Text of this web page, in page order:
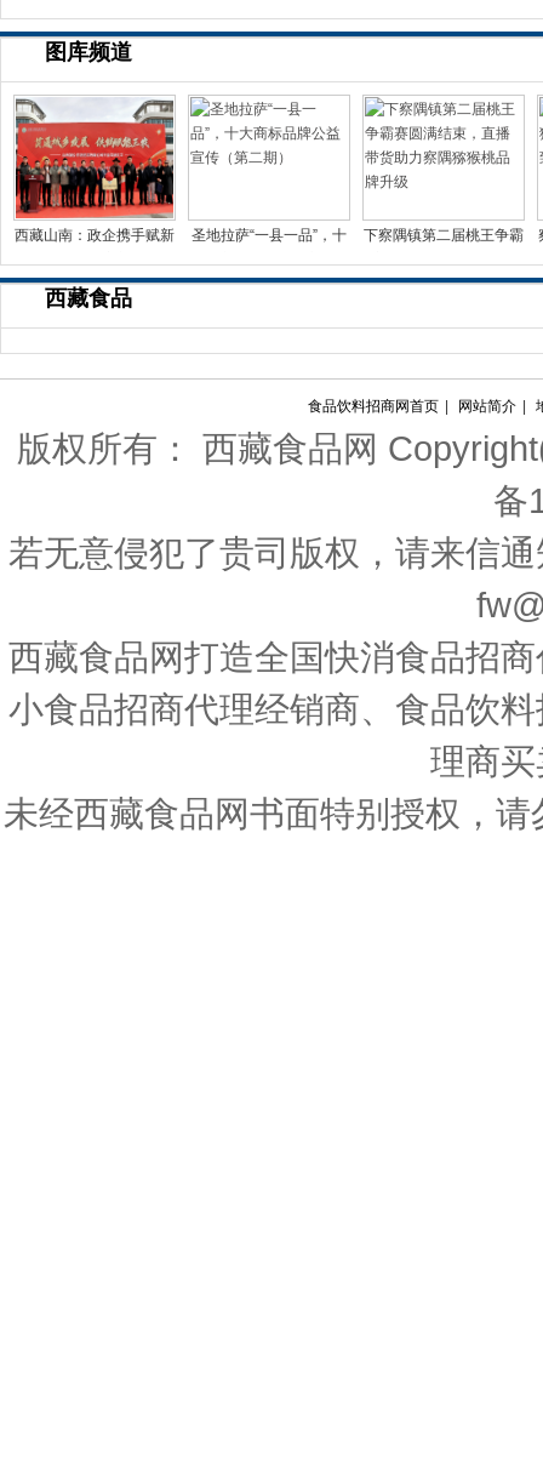
图库频道
西藏山南：政企携手赋新
圣地拉萨“一县一品”，十
下察隅镇第二届桃王争霸
西藏食品
食品饮料招商网首页 | 网站简介 |
版权所有： 西藏食品网
备
若无意侵犯了贵司版权，请来信
西藏食品网打造全国快消食品招
小食品招商代理经销商、食品饮
理商
未经西藏食品网书面特别授权，